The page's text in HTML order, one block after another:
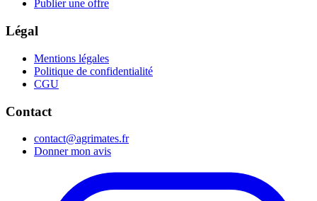
Publier une offre
Légal
Mentions légales
Politique de confidentialité
CGU
Contact
contact@agrimates.fr
Donner mon avis